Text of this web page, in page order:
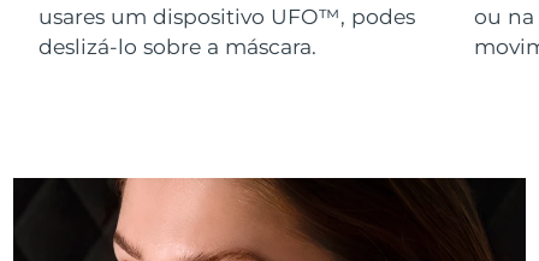
usares um dispositivo UFO™, podes
deslizá-lo sobre a máscara.
ou na
Espanha Entrega prevista
Entrega prevista 8/14/26
Entrega prevista 8/13/26